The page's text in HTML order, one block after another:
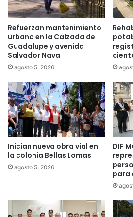
Refuerzan mantenimiento
urbano en la Calzada de
Guadalupe y avenida
Salvador Nava
agosto 5, 2026
Inician nueva obra vial en
la colonia Bellas Lomas
agosto 5, 2026
DIF
para